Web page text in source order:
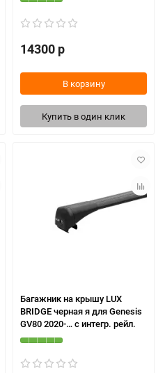
14300 р
В корзину
Купить в один клик
Багажник на крышу LUX
BRIDGE черная я для Genesis
GV80 2020-… с интегр. рейл.